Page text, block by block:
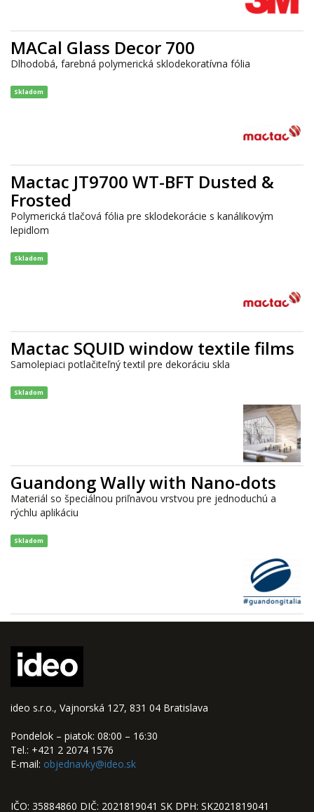
MACal Glass Decor 700
Dlhodobá, farebná polymerická sklodekoratívna fólia
Skladom
Mactac JT9700 WT-BFT Dusted &
Frosted
Polymerická tlačová fólia pre sklodekorácie s kanálikovým
lepidlom
Skladom
Mactac SQUID window textile films
Samolepiaci potlačiteľný textil pre dekoráciu skla
Skladom
Guandong Wally with Nano-dots
Materiál so špeciálnou priľnavou vrstvou pre jednoduchú a
rýchlu aplikáciu
Skladom
ideo s.r.o., Vajnorská 127, 831 04 Bratislava
Pondelok – piatok: 08:00 – 16:30
Tel.: +421 2 2074 1576
E-mail: objednavky@ideo.sk
IČO: 35884860 DIČ: 2021819041 SK DPH: SK2021819041